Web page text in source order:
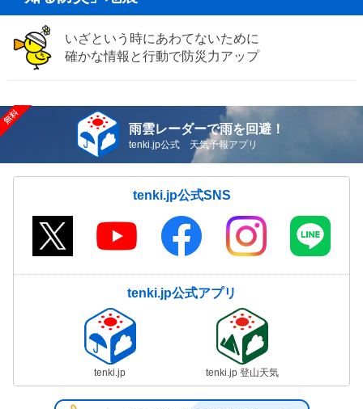
いざという時にあわてないために
確かな情報と行動で防災力アップ
雨雲レーダーで雨を回避！
tenki.jp公式 天気予報アプリ
tenki.jp公式SNS
tenki.jp公式アプリ
tenki.jp tenki.jp 登山天気